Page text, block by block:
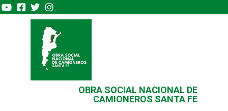
OBRA SOCIAL NACIONAL DE
CAMIONEROS SANTA FE